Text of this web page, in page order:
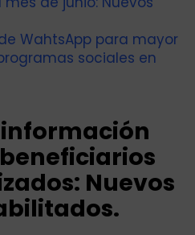
WahtsApp para mayor
sociales en
Nuevos